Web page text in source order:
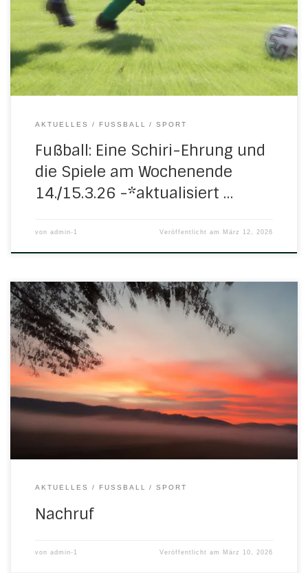
Kreis- und Landessieger 2026 statt. In einem würdigen
Rahmen wurden dabei die Siegerinnen und Sieger der
einzelnen Kreise in den […]
AKTUELLES FUSSBALL SPORT
Fußball: Eine Schiri-Ehrung und
die Spiele am Wochenende
14./15.3.26 -*aktualisiert …
von admin-1 Veröffentlicht am März 12, 2026
In stiller Trauer nehmen wir Abschied von unserem
Sportkameraden Erich Adam der am Dienstag, dem 3.
März 2026, im Alter von 89 Jahren plötzlich und unerwartet,
nur wenige Tage nach seiner Frau Hannelore, verstorben
ist. Am 1. Januar 1955 trat Erich Adam in den TSV 1869
Herleshausen e.V. ein und war als Fußballer aktiv in der SG
Südringgau. Als treuem Fan konnte man […]
AKTUELLES FUSSBALL SPORT
Nachruf
von admin-1 Veröffentlicht am März 10, 2026